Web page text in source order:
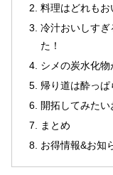
料理はどれもお
冷汁おいしす
た！
シメの炭水化物
帰り道は酔っぱ
開拓してみた
まとめ
お得情報&お知